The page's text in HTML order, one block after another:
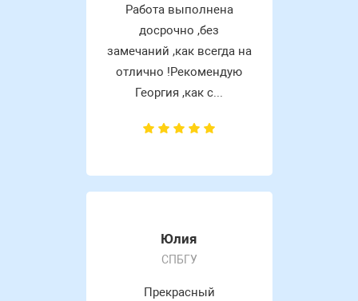
Работа выполнена
досрочно ,без
замечаний ,как всегда на
отлично !Рекомендую
Георгия ,как с...
Юлия
СПБГУ
Прекрасный